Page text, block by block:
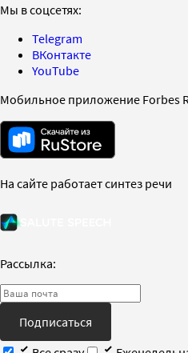
Мы в соцсетях:
Telegram
ВКонтакте
YouTube
Мобильное приложение Forbes
На сайте работает синтез речи
Рассылка:
Подписаться